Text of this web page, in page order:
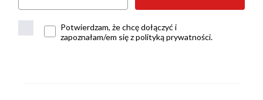
Potwierdzam, że chcę dołączyć i
zapoznałam/em się z polityką prywatności.